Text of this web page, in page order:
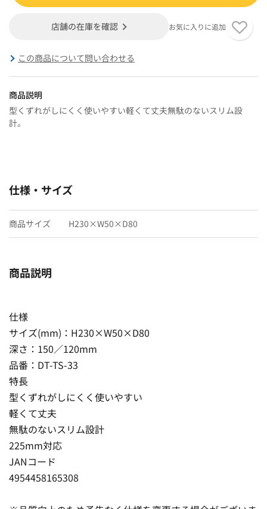
店舗の在庫を確認 お気に入りに追加
この商品について問い合わせる
商品説明
型くずれがしにくく使いやすい軽くて丈夫無駄のないスリム設
計。
仕様・サイズ
商品サイズ H230×W50×D80
商品説明
仕様
サイズ(mm)：H230×W50×D80
深さ：150／120mm
品番：DT-TS-33
特長
型くずれがしにくく使いやすい
軽くて丈夫
無駄のないスリム設計
225mm対応
JANコード
4954458165308